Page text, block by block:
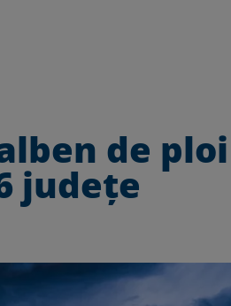
de ploi
județe